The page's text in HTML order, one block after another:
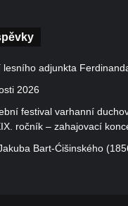
lesního adjunkta
2026
festival varhanní
ročník – zahajovací
Bart-Ćišinského